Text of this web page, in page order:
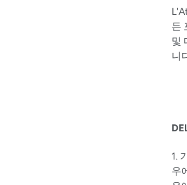
든
및
니
1.
우